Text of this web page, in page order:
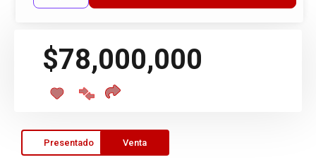
$78,000,000
Presentado Venta